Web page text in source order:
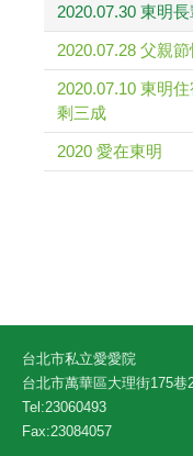
2020.07.30 東明
2020.07.28 父親
2020.07.10 東明
剩三成
2020 愛在東明
台北市私立愛愛院
台北市萬華區大理街175巷
Tel:23060493
Fax:23084057